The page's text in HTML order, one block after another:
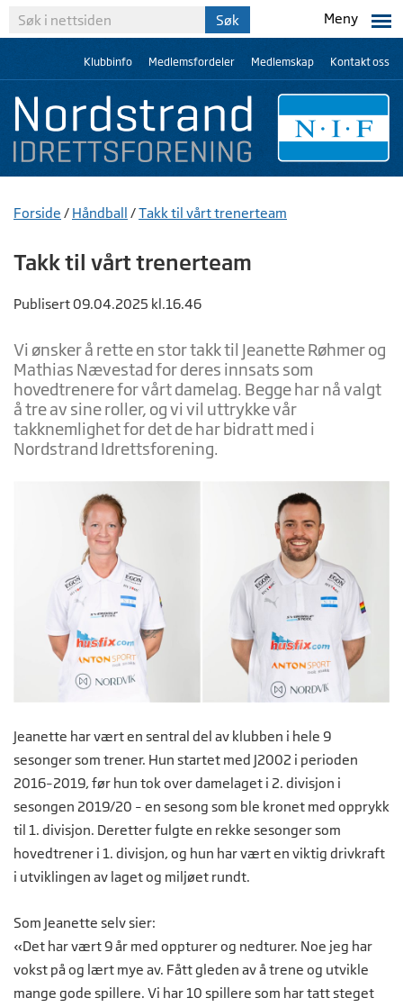
Meny
Klubbinfo Medlemsfordeler Medlemskap Kontakt oss
Forside / Håndball /Takk til vårt trenerteam
Takk til vårt trenerteam
Publisert 09.04.2025 kl.16.46
Vi ønsker å rette en stor takk til Jeanette Røhmer og
Mathias Nævestad for deres innsats som
hovedtrenere for vårt damelag. Begge har nå valgt
å tre av sine roller, og vi vil uttrykke vår
takknemlighet for det de har bidratt med i
Nordstrand Idrettsforening.
Jeanette har vært en sentral del av klubben i hele 9
sesonger som trener. Hun startet med J2002 i perioden
2016–2019, før hun tok over damelaget i 2. divisjon i
sesongen 2019/20 – en sesong som ble kronet med opprykk
til 1. divisjon. Deretter fulgte en rekke sesonger som
hovedtrener i 1. divisjon, og hun har vært en viktig drivkraft
i utviklingen av laget og miljøet rundt.
Som Jeanette selv sier:
«Det har vært 9 år med oppturer og nedturer. Noe jeg har
vokst på og lært mye av. Fått gleden av å trene og utvikle
mange gode spillere. Vi har 10 spillere som har tatt steget